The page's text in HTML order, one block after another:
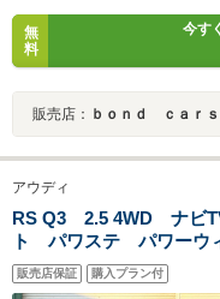
無
料
今す
販売店： ｂｏｎｄ ｃａｒ
アウディ
RS Q3 2.5 4WD ナビ
ト パワステ パワーウ
アコン ETC キーレス
横滑り防止装置
販売店保証 購入プラン付